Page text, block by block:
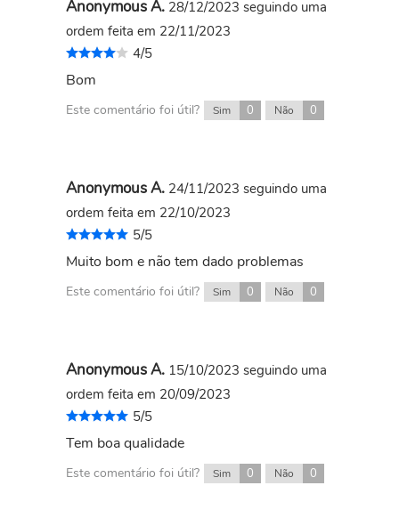
Anonymous A. 28/12/2023 seguindo uma
ordem feita em 22/11/2023
4/5
Bom
Este comentário foi útil? Sim 0 Não 0
Anonymous A. 24/11/2023 seguindo uma
ordem feita em 22/10/2023
5/5
Muito bom e não tem dado problemas
Este comentário foi útil? Sim 0 Não 0
Anonymous A. 15/10/2023 seguindo uma
ordem feita em 20/09/2023
5/5
Tem boa qualidade
Este comentário foi útil? Sim 0 Não 0